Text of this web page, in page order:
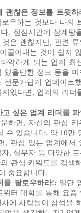
괜찮은 정보를 트윗하
로우하는 것보다 나의
. 점심시간에 삼계탕
것은 괜찮지만, 관련
끌어내는 것이 쉽지
악하게 되는 업계 최
있을만한 정보 등을
전문가답게 업데이트
있다면 , 업계의 리더
싶은 업계 리더를
하면 , 자신의 관심
수 있습니다. 약10만
, 관심 있는 업계에서
자, 실무자 등 다양한
의 관심 키워드를 검색
중요합니다.
를 팔로우하라!: 일단
위터 대화를 통해 요즘
에 사람들이 참석을